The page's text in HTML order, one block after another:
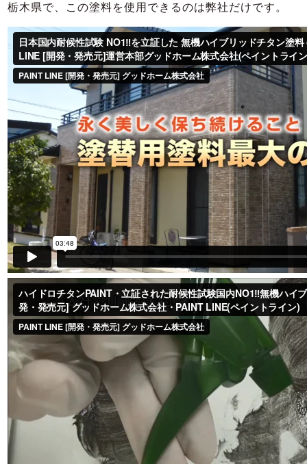
栃木県で、この塗料を使用できるのは弊社だけです。